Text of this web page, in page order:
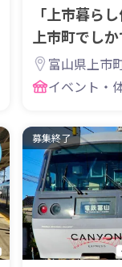
「上市暮ら
上市町でし
ドチームがご
富山県上市
イベント・
募集終了